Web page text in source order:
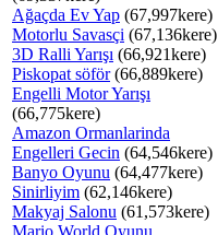
Ağaçda Ev Yap (67,997kere)
Motorlu Savasçi (67,136kere)
3D Ralli Yarışı (66,921kere)
Piskopat söför(66,889kere)
Engelli Motor Yarışı
(66,775kere)
Amazon Ormanlarinda
Engelleri Gecin (64,546kere)
Banyo Oyunu (64,477kere)
Sinirliyim (62,146kere)
Makyaj Salonu (61,573kere)
Mario World Oyunu